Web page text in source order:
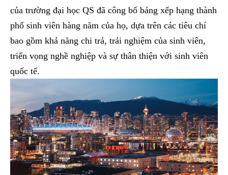
của trường đại học QS đã công bố bảng xếp hạng thành
phố sinh viên hàng năm của họ, dựa trên các tiêu chí
bao gồm khả năng chi trả, trải nghiệm của sinh viên,
triển vọng nghề nghiệp và sự thân thiện với sinh viên
quốc tế.